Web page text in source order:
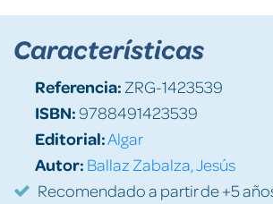
Características
Referencia: ZRG-1423539
ISBN:9788491423539
Editorial:Algar
Autor: Ballaz Zabalza, Jesús
Recomendado a partir de +5